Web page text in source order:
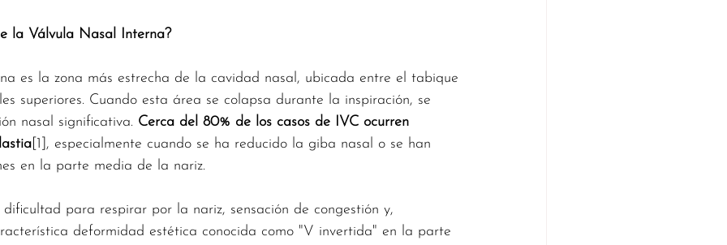
la Válvula Nasal Interna?
es la zona más estrecha de la cavidad nasal, ubicada entre el tabique
superiores. Cuando esta área se colapsa durante la inspiración, se
nasal significativa. Cerca del 80% de los casos de IVC ocurren
[1], especialmente cuando se ha reducido la giba nasal o se han
en la parte media de la nariz.
dificultad para respirar por la nariz, sensación de congestión y,
deformidad estética conocida como "V invertida" en la parte